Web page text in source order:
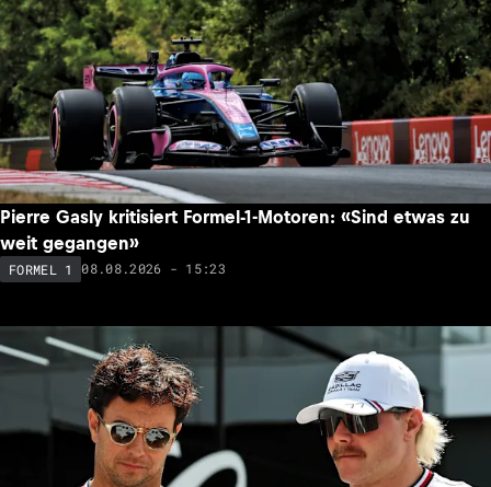
Pierre Gasly kritisiert Formel-1-Motoren: «Sind etwas zu
weit gegangen»
FORMEL 1 08.08.2026 - 15:23